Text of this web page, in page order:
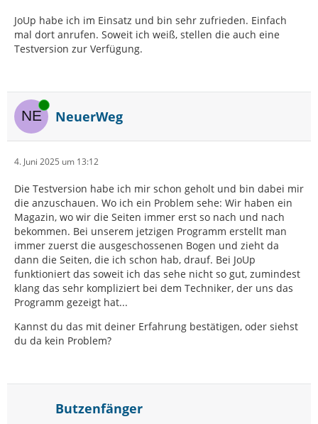
JoUp habe ich im Einsatz und bin sehr zufrieden. Einfach
mal dort anrufen. Soweit ich weiß, stellen die auch eine
Testversion zur Verfügung.
Online
NeuerWeg
4. Juni 2025 um 13:12
Die Testversion habe ich mir schon geholt und bin dabei mir
die anzuschauen. Wo ich ein Problem sehe: Wir haben ein
Magazin, wo wir die Seiten immer erst so nach und nach
bekommen. Bei unserem jetzigen Programm erstellt man
immer zuerst die ausgeschossenen Bogen und zieht da
dann die Seiten, die ich schon hab, drauf. Bei JoUp
funktioniert das soweit ich das sehe nicht so gut, zumindest
klang das sehr kompliziert bei dem Techniker, der uns das
Programm gezeigt hat...
Kannst du das mit deiner Erfahrung bestätigen, oder siehst
du da kein Problem?
Butzenfänger